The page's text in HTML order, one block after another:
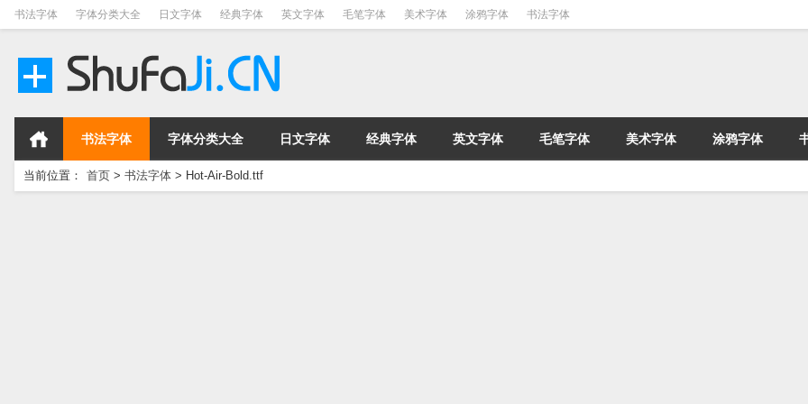
书法字体 字体分类大全 日文字体 经典字体 英文字体 毛笔字体 美术字体 涂鸦字体 书法字体
书法字体 字体分类大全 日文字体 经典字体 英文字体 毛笔字体 美术字体 涂鸦字体
当前位置： 首页 > 书法字体 > Hot-Air-Bold.ttf